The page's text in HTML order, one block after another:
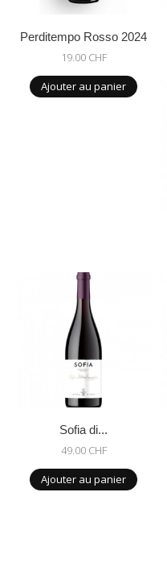
Perditempo Rosso 2024
19.00 CHF
Ajouter au panier
Sofia di...
49.00 CHF
Ajouter au panier